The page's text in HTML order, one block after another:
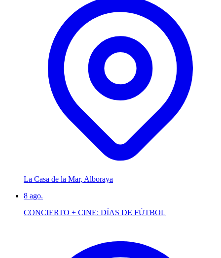
La Casa de la Mar, Alboraya
8 ago.
CONCIERTO + CINE: DÍAS DE FÚTBOL